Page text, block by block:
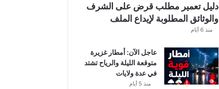
ا
ل
ا
ع
ا
ت
دليل تعمير مطلب قرض على الشرف
والوثائق المطلوبة لإيداع الملف
منذ 6 أيام
عاجل الآن: أمطار غزيرة
متوقعة الليلة والرياح تشتد
في عدة ولايات
منذ 5 أيام